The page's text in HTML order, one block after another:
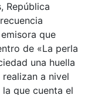
República
que
de «La perla
una huella
a nivel
que cuenta el